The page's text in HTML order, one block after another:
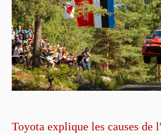
Toyota explique les causes de